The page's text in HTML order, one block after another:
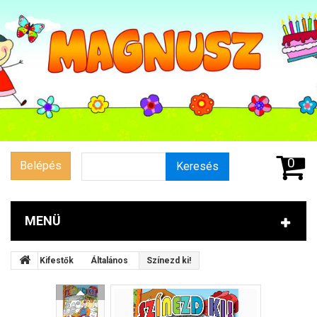
Belépés Keresés 0
MENÜ
Kifestők Általános Színezd ki!